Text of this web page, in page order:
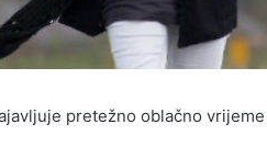
pretežno oblačno